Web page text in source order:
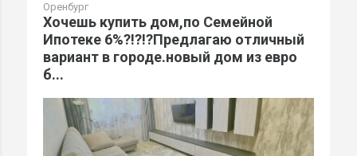
Оренбург
Хочешь купить дом,по Семейной
Ипотеке 6%?!?!?Предлагаю отличный
вариант в городе.новый дом из евро
б...